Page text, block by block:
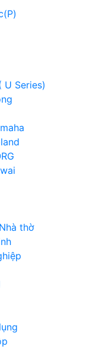
U Series)
thờ